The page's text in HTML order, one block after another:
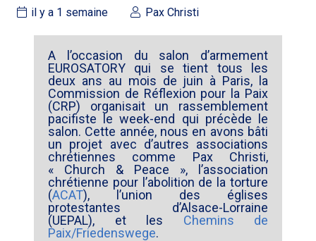
il y a 1 semaine Pax Christi
A l’occasion du salon d’armement
EUROSATORY qui se tient tous les
deux ans au mois de juin à Paris, la
Commission de Réflexion pour la Paix
(CRP) organisait un rassemblement
pacifiste le week-end qui précède le
salon. Cette année, nous en avons bâti
un projet avec d’autres associations
chrétiennes comme Pax Christi,
« Church & Peace », l’association
chrétienne pour l’abolition de la torture
(ACAT), l’union des églises
protestantes d’Alsace-Lorraine
(UEPAL), et les Chemins de
Paix/Friedenswege.